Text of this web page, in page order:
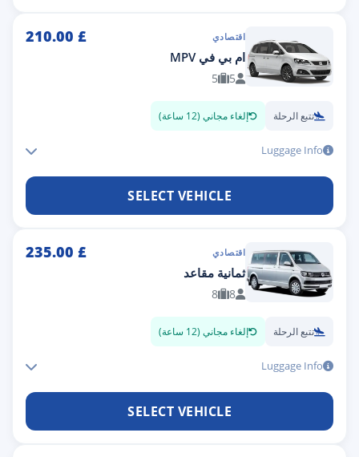
اقتصادي £
210.00
ام بي في MPV
5
5
تتبع الرحلة إلغاء مجاني (12 ساعة)
Luggage Info
SELECT VEHICLE
اقتصادي £
235.00
ثمانية مقاعد
8
8
تتبع الرحلة إلغاء مجاني (12 ساعة)
Luggage Info
SELECT VEHICLE